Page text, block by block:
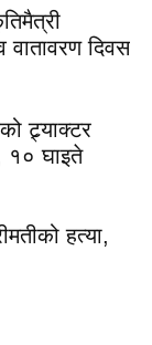
वातावरण दिवस
ट्र्याक्टर
१० घाइते
हत्या,